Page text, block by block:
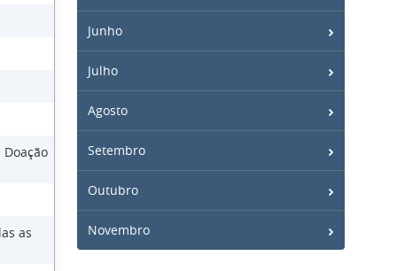
as
Junho
Julho
Agosto
Setembro
Outubro
Novembro